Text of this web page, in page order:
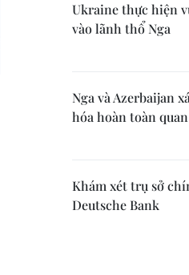
Ukraine thực hiện
vào lãnh thổ Nga
Nga và Azerbaijan
hóa hoàn toàn
Khám xét trụ sở
Deutsche Bank